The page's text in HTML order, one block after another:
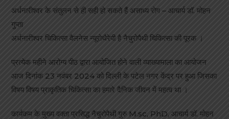
अर्धनारीश्वर के संतुलन से ही सही हो सकते हैं असाध्य रोग – आचार्य डॉ. मोहन
गुप्ता
अर्धनारीश्वर चिकित्सा वैलनेस न्यूरोथैरेपी है नैचुरोपैथी चिकित्सा की पूरक ।
प्रत्येक महीने आरोग्य पीठ द्वारा आयोजित होने वाली व्याख्यामाला का आयोजन
आज दिनांक 23 नवंबर 2024 को दिल्ली के पटेल नगर केंद्र पर हुआ जिसका
विषय विषय प्राकृतिक चिकित्सा का हमारे दैनिक जीवन में महत्व था ।
कार्यकम के मुख्य वक्ता प्रसिद्ध नैचुरोपैथी गुरु M.sc, PhD, आचार्य डॉ. मोहन